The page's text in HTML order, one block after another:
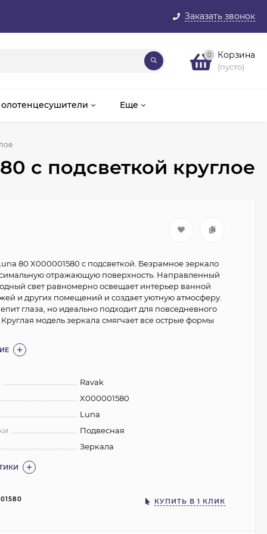
Заказать звонок
0 Корзина
(пусто)
Еще
с подсветкой круглое
80 X000001580 с подсветкой. Безрамное зеркало
отражающую поверхность. Направленный
свет равномерно освещает интерьер ванной
и других помещений и создает уютную атмосферу.
глаза, но идеально подходит для повседневного
модель зеркала смягчает все острые формы
Ravak
X000001580
Luna
Подвесная
Зеркала
КУПИТЬ В 1 КЛИК